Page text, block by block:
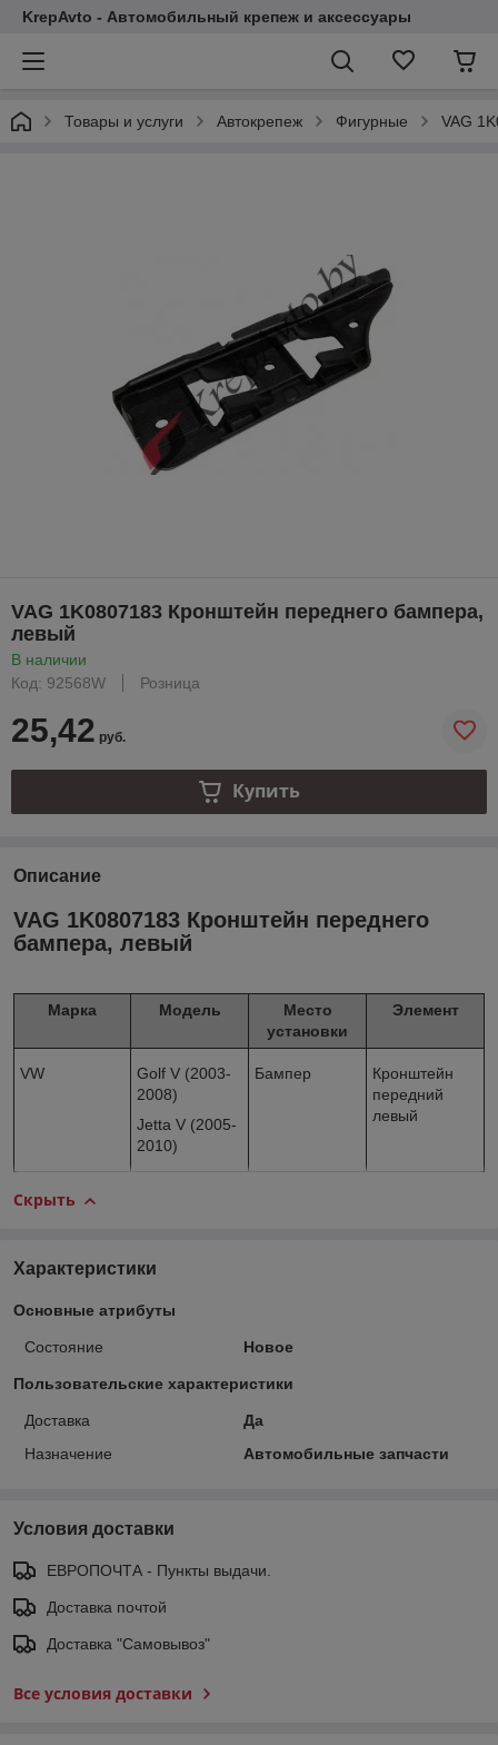
KrepAvto - Автомобильный крепеж и аксессуары
Товары и услуги Автокрепеж Фигурные VAG
VAG 1K0807183 Кронштейн переднего бампера,
левый
В наличии
Код: 92568W
Розница
25,42 руб.
Купить
Описание
VAG 1K0807183 Кронштейн переднего
бампера, левый
Марка Модель
Место
установки
Элемент
VW
Golf V (2003-
2008)
Jetta V (2005-
2010)
Бампер
Кронштейн
передний
левый
Скрыть
Характеристики
Основные атрибуты
Состояние Новое
Пользовательские характеристики
Доставка
Да
Назначение
Автомобильные запчасти
Условия доставки
ЕВРОПОЧТА - Пункты выдачи.
Доставка почтой
Доставка "Самовывоз"
Все условия доставки